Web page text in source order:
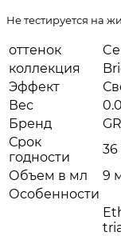
Не тестируется на
оттенок
коллекция
Эффект
Вес
Бренд
Срок
годности
Объем в мл
9
Особенности